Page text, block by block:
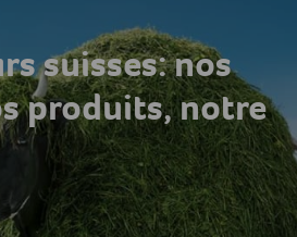
suisses: nos
produits, notre